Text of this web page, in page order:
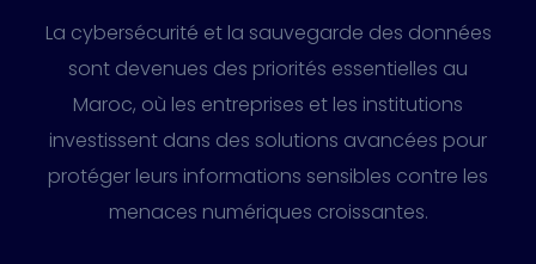
La cybersécurité et la sauvegarde des données
sont devenues des priorités essentielles au
Maroc, où les entreprises et les institutions
investissent dans des solutions avancées pour
protéger leurs informations sensibles contre les
menaces numériques croissantes.